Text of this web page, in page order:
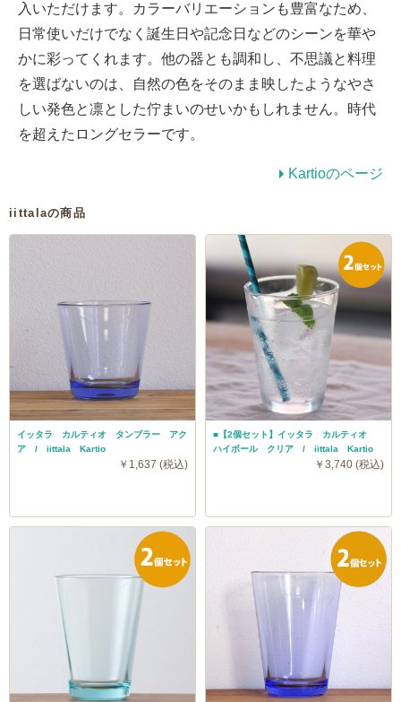
入いただけます。カラーバリエーションも豊富なため、
日常使いだけでなく誕生日や記念日などのシーンを華や
かに彩ってくれます。他の器とも調和し、不思議と料理
を選ばないのは、自然の色をそのまま映したようなやさ
しい発色と凛とした佇まいのせいかもしれません。時代
を超えたロングセラーです。
Kartioのページ
iittalaの商品
イッタラ カルティオ タンブラー アク
ア / iittala Kartio
￥1,637 (税込)
■【2個セット】イッタラ カルティオ
ハイボール クリア / iittala Kartio
￥3,740 (税込)